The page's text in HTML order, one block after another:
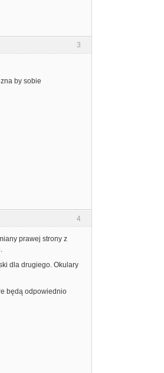
3
by sobie
4
prawej strony z
dla drugiego. Okulary
będą odpowiednio